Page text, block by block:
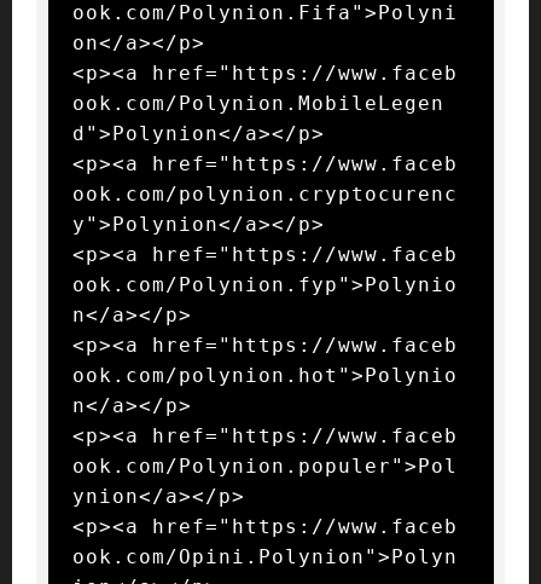
ook.com/Polynion.Fifa">Polyni
on</a></p>
<p><a href="https://www.faceb
ook.com/Polynion.MobileLegen
d">Polynion</a></p>
<p><a href="https://www.faceb
ook.com/polynion.cryptocurenc
y">Polynion</a></p>
<p><a href="https://www.faceb
ook.com/Polynion.fyp">Polynio
n</a></p>
<p><a href="https://www.faceb
ook.com/polynion.hot">Polynio
n</a></p>
<p><a href="https://www.faceb
ook.com/Polynion.populer">Pol
ynion</a></p>
<p><a href="https://www.faceb
ook.com/Opini.Polynion">Polyn